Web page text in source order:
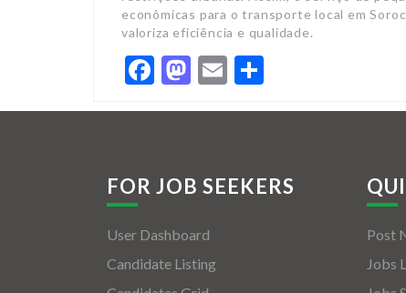
Facebook
Mastodon
Email
FOR JOB SEEKERS
User Dashboard
Candidate Listing
Post
Jobs